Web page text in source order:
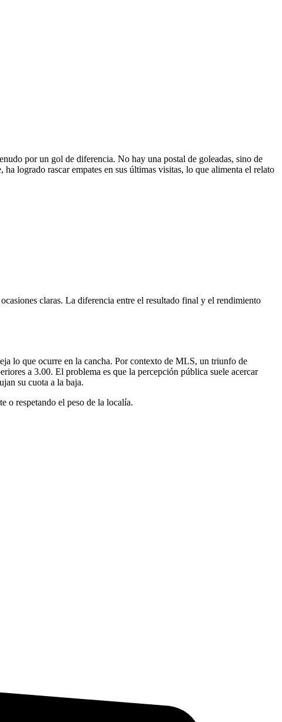
por un gol de diferencia. No hay una postal de goleadas, sino de
logrado rascar empates en sus últimas visitas, lo que alimenta el relato
claras. La diferencia entre el resultado final y el rendimiento
lo que ocurre en la cancha. Por contexto de MLS, un triunfo de
a 3.00. El problema es que la percepción pública suele acercar
su cuota a la baja.
o respetando el peso de la localía.